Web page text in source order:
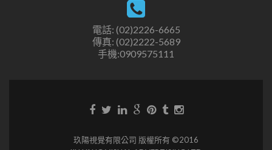
電話: (02)2226-6665
傳真: (02)2222-5689
手機:0909575111
玖陽視覺有限公司 版權所有 ©2016